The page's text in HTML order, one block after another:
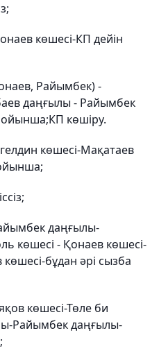
көшесі-КП дейін
Райымбек) -
даңғылы - Райымбек
көшіру.
көшесі-Мақатаев
даңғылы-
көшесі - Қонаев көшесі-
бұдан әрі сызба
көшесі-Төле би
Райымбек даңғылы-